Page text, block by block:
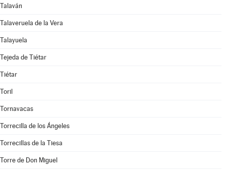
Talaván
Talaveruela de la Vera
Talayuela
Tejeda de Tiétar
Tiétar
Toril
Tornavacas
Torrecilla de los Ángeles
Torrecillas de la Tiesa
Torre de Don Miguel